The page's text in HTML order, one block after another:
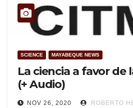
SCIENCE MAYABEQUE NEWS
La ciencia a favor de
(+ Audio)
NOV 26, 2020 ROBERTO